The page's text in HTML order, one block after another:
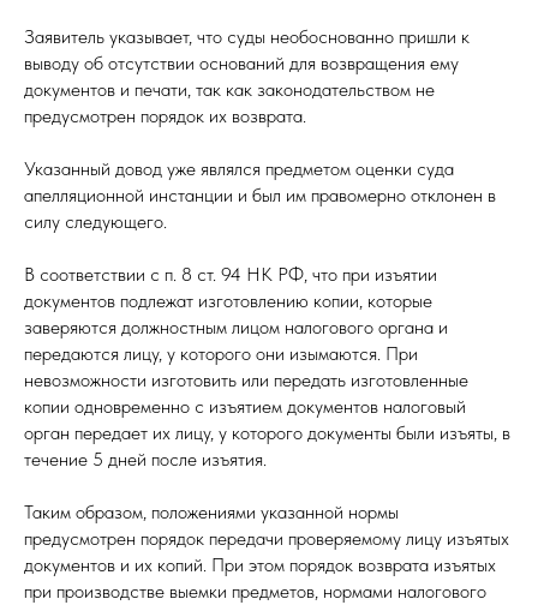
Заявитель указывает, что суды необоснованно пришли к
выводу об отсутствии оснований для возвращения ему
документов и печати, так как законодательством не
предусмотрен порядок их возврата.
Указанный довод уже являлся предметом оценки суда
апелляционной инстанции и был им правомерно отклонен в
силу следующего.
В соответствии с п. 8 ст. 94 НК РФ, что при изъятии
документов подлежат изготовлению копии, которые
заверяются должностным лицом налогового органа и
передаются лицу, у которого они изымаются. При
невозможности изготовить или передать изготовленные
копии одновременно с изъятием документов налоговый
орган передает их лицу, у которого документы были изъяты, в
течение 5 дней после изъятия.
Таким образом, положениями указанной нормы
предусмотрен порядок передачи проверяемому лицу изъятых
документов и их копий. При этом порядок возврата изъятых
при производстве выемки предметов, нормами налогового